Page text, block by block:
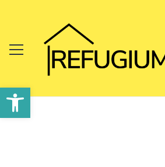
Werkzeugleiste öffnen